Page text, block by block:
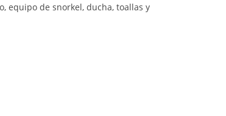
equipo de snorkel, ducha, toallas y